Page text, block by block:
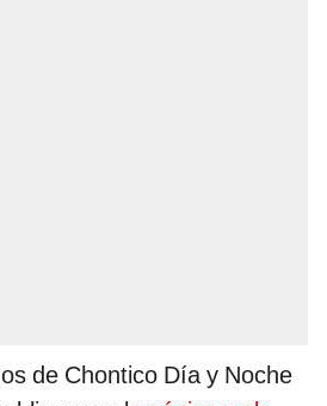
de Chontico Día y Noche